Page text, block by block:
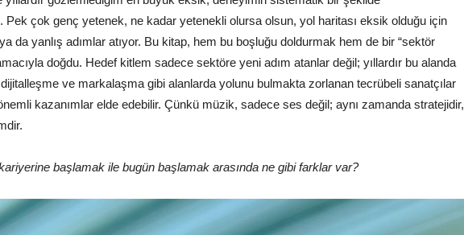
Pek çok genç yetenek, ne kadar yetenekli olursa olsun, yol haritası eksik olduğu için
da yanlış adımlar atıyor. Bu kitap, hem bu boşluğu doldurmak hem de bir “sektör
doğdu. Hedef kitlem sadece sektöre yeni adım atanlar değil; yıllardır bu alanda
ve markalaşma gibi alanlarda yolunu bulmakta zorlanan tecrübeli sanatçılar
kazanımlar elde edebilir. Çünkü müzik, sadece ses değil; aynı zamanda stratejidir,
başlamak ile bugün başlamak arasında ne gibi farklar var?